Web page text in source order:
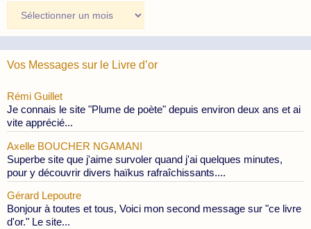
des
Publications
Vos Messages sur le Livre d’or
Rémi Guillet
Je connais le site "Plume de poète" depuis environ deux ans et ai
vite apprécié...
Axelle BOUCHER NGAMANI
Superbe site que j'aime survoler quand j'ai quelques minutes,
pour y découvrir divers haïkus rafraîchissants....
Gérard Lepoutre
Bonjour à toutes et tous, Voici mon second message sur "ce livre
d'or." Le site...